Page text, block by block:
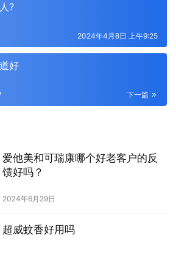
?
2024年4月8日 上午9:25
好
下一篇
爱他美和可瑞康哪个好老客户的反
馈好吗？
2024年6月29日
超威蚊香好用吗